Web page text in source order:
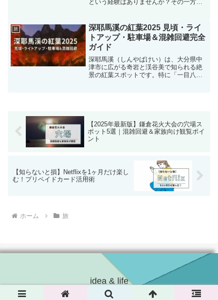
という経験はありませんか？その一方
て、彼らはどのような工夫をしているの
でしょうか？荷物が少ない旅行者...
旅
深耶馬溪の紅葉2025 見頃・ライ
トアップ・駐車場＆混雑回避完全
ガイド
深耶馬溪（しんやばけい）は、大分県中
津市に広がる奇岩と渓谷美で知られる絶
景の紅葉スポットです。特に「一目八
【2025年最新版】鎌倉花火大会の穴場ス
ポット5選｜混雑回避＆家族向け観覧ポイ
ント
【知らないと損】Netflixを1ヶ月だけ楽し
む！プリペイドカード活用術
ホーム 旅
idea & life
© 2024 idea & life.